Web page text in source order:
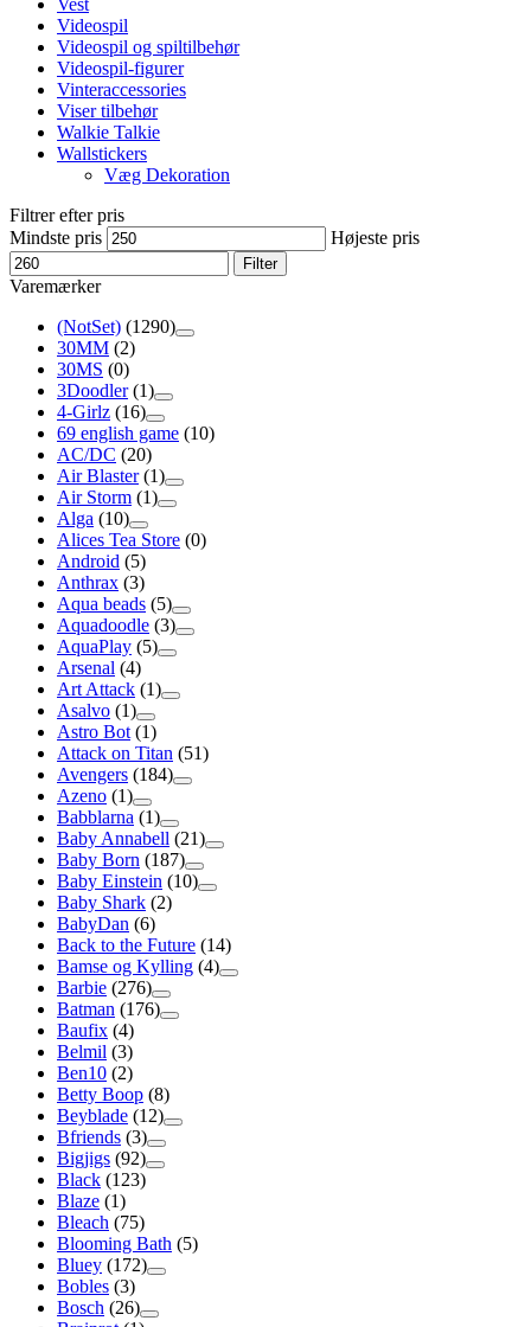
Videospil
Videospil og spiltilbehør
Videospil-figurer
Vinteraccessories
Viser tilbehør
Walkie Talkie
Wallstickers
Væg Dekoration
Filtrer efter pris
Mindste pris
Højeste pris
Filter
Varemærker
(NotSet) (1290)
30MM (2)
30MS (0)
3Doodler (1)
4-Girlz (16)
69 english game (10)
AC/DC (20)
Air Blaster (1)
Air Storm (1)
Alga (10)
Alices Tea Store (0)
Android (5)
Anthrax (3)
Aqua beads (5)
Aquadoodle (3)
AquaPlay (5)
Arsenal (4)
Art Attack (1)
Asalvo (1)
Astro Bot (1)
Attack on Titan (51)
Avengers (184)
Azeno (1)
Babblarna (1)
Baby Annabell (21)
Baby Born (187)
Baby Einstein (10)
Baby Shark (2)
BabyDan (6)
Back to the Future (14)
Bamse og Kylling (4)
Barbie (276)
Batman (176)
Baufix (4)
Belmil (3)
Ben10 (2)
Betty Boop (8)
Beyblade (12)
Bfriends (3)
Bigjigs (92)
Black (123)
Blaze (1)
Bleach (75)
Blooming Bath (5)
Bluey (172)
Bobles (3)
Bosch (26)